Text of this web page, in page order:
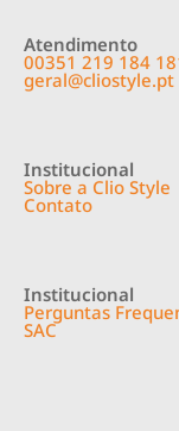
Atendimento
00351 219 184
geral@cliostyle.pt
Institucional
Sobre a Clio Style
Contato
Institucional
Perguntas
SAC